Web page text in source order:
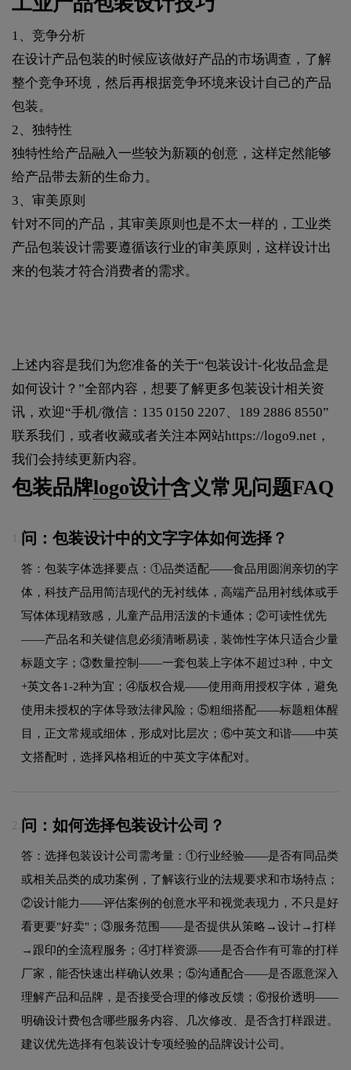
1、竞争分析
在设计产品包装的时候应该做好产品的市场调查，了解
整个竞争环境，然后再根据竞争环境来设计自己的产品
包装。
2、独特性
独特性给产品融入一些较为新颖的创意，这样定然能够
给产品带去新的生命力。
3、审美原则
针对不同的产品，其审美原则也是不太一样的，工业类
产品包装设计需要遵循该行业的审美原则，这样设计出
来的包装才符合消费者的需求。
上述内容是我们为您准备的关于“包装设计-化妆品盒是
如何设计？”全部内容，想要了解更多包装设计相关资
讯，欢迎“手机/微信：135 0150 2207、189 2886 8550”
联系我们，或者收藏或者关注本网站https://logo9.net ，
我们会持续更新内容。
包装品牌logo设计含义常见问题FAQ
问：包装设计中的文字字体如何选择？
答：包装字体选择要点：①品类适配——食品用圆润亲切的字
体，科技产品用简洁现代的无衬线体，高端产品用衬线体或手
写体体现精致感，儿童产品用活泼的卡通体；②可读性优先
——产品名和关键信息必须清晰易读，装饰性字体只适合少量
标题文字；③数量控制——一套包装上字体不超过3种，中文
+英文各1-2种为宜；④版权合规——使用商用授权字体，避免
使用未授权的字体导致法律风险；⑤粗细搭配——标题粗体醒
目，正文常规或细体，形成对比层次；⑥中英文和谐——中英
文搭配时，选择风格相近的中英文字体配对。
2. 问：如何选择包装设计公司？
答：选择包装设计公司需考量：①行业经验——是否有同品类
或相关品类的成功案例，了解该行业的法规要求和市场特点；
②设计能力——评估案例的创意水平和视觉表现力，不只是好
看更要"好卖"；③服务范围——是否提供从策略→设计→打样
→跟印的全流程服务；④打样资源——是否合作有可靠的打样
厂家，能否快速出样确认效果；⑤沟通配合——是否愿意深入
理解产品和品牌，是否接受合理的修改反馈；⑥报价透明——
明确设计费包含哪些服务内容、几次修改、是否含打样跟进。
建议优先选择有包装设计专项经验的品牌设计公司。